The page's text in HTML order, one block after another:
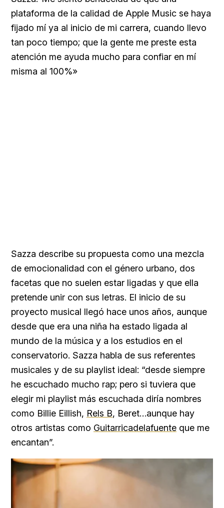
plataforma de la calidad de Apple Music se haya
fijado mí ya al inicio de mi carrera, cuando llevo
tan poco tiempo; que la gente me preste esta
atención me ayuda mucho para confiar en mí
misma al 100%»
Sazza describe su propuesta como una mezcla
de emocionalidad con el género urbano, dos
facetas que no suelen estar ligadas y que ella
pretende unir con sus letras. El inicio de su
proyecto musical llegó hace unos años, aunque
desde que era una niña ha estado ligada al
mundo de la música y a los estudios en el
conservatorio. Sazza habla de sus referentes
musicales y de su playlist ideal: “desde siempre
he escuchado mucho rap; pero si tuviera que
elegir mi playlist más escuchada diría nombres
como Billie Eillish, Rels B, Beret…aunque hay
otros artistas como Guitarricadelafuente que me
encantan”.